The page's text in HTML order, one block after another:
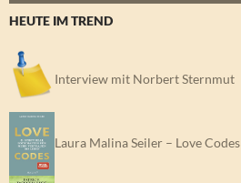
HEUTE IM TREND
Interview mit Norbert Sternmut
Laura Malina Seiler – Love Codes